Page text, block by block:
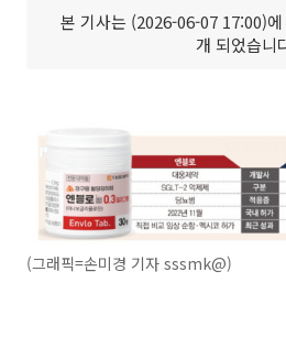
본 기사는 (2026-06-07 17:00)에
개 되었습니
(그래픽=손미경 기자 sssmk@)